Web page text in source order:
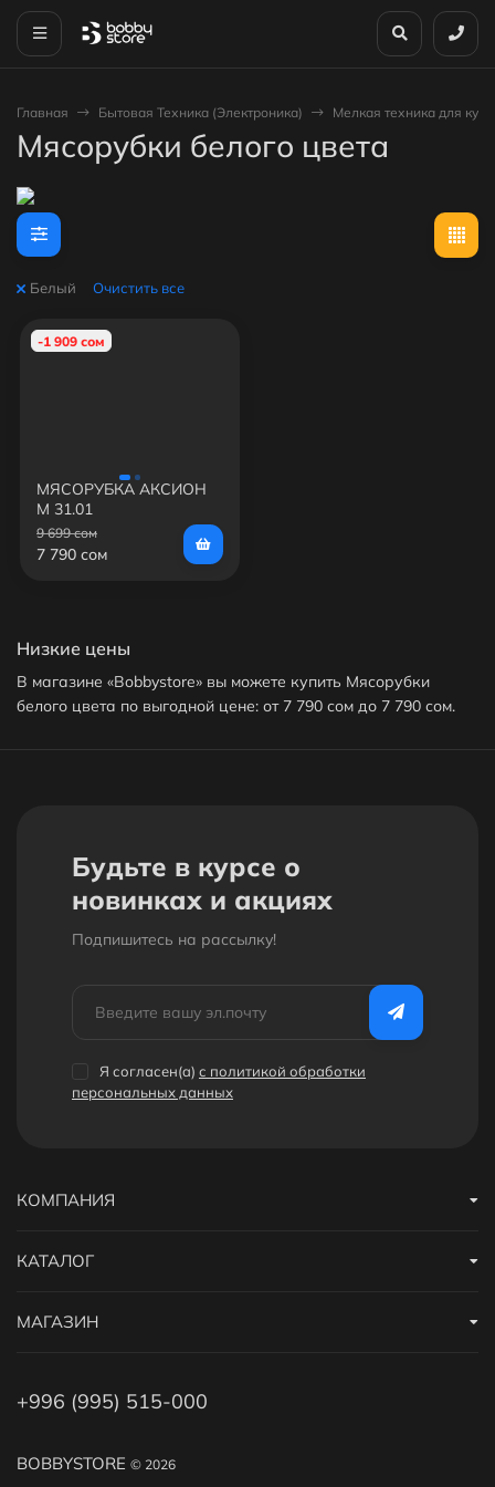
Главная Бытовая Техника (Электроника) Мелкая техника для
Мясорубки белого цвета
Белый Очистить все
-1 909 сом
МЯСОРУБКА АКСИОН
М 31.01
9 699 сом
7 790 сом
Низкие цены
В магазине «Bobbystore» вы можете купить Мясорубки
белого цвета по выгодной цене: от 7 790 сом до 7 790 сом.
За покупку Мясорубка белого цвета вы получите бонусы в
размере от 3% до 15% от стоимости заказа. 1 бонус = 1сом.
Бонусами можно оплатить до 30% заказа.
Получайте дополнительные скидки на покупку Мясорубки
белого цвета за регистрацию на сайте или за публикацию
программа.
Будьте в курсе о
новинках и акциях
Подпишитесь на рассылкy!
Я согласен(a) с политикой обработки
персональных данных
BOBBYSTORE © 2026
КОМПАНИЯ
КАТАЛОГ
МАГАЗИН
+996 (995) 515-000